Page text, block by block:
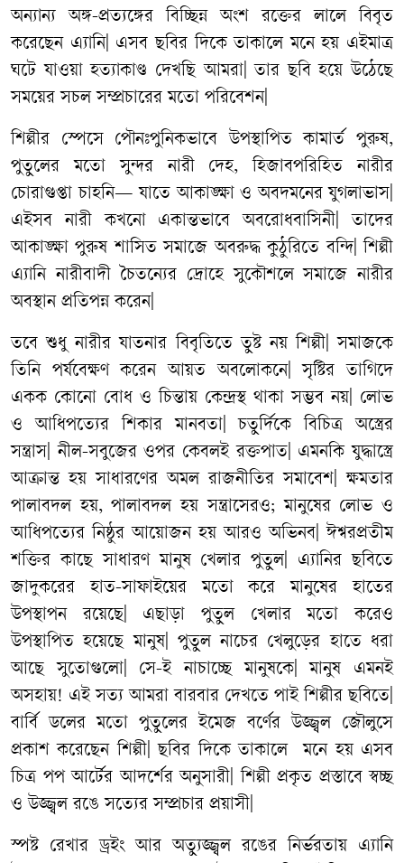
অন্যান্য অঙ্গ-প্রত্যঙ্গের বিচ্ছিন্ন অংশ রক্তের লালে
বিবৃত
করেছেন এ্যানি| এসব ছবির দিকে তাকালে মনে হয় এইমাত্র
ঘটে যাওয়া হত্যাকাণ্ড দেখছি আমরা|তার ছবি হয়ে উঠেছে
সময়ের সচল সম্প্রচারের মতো পরিবেশন|
শিল্পীর স্পেসে পৌনঃপুনিকভাবে উপস্থাপিত কামার্ত পুরুষ,
পুতুলের
মতো সুন্দর নারী দেহ,হিজাবপরিহিত
নারীর
চোরাগুপ্তা চাহনি—যাতে আকাঙ্ক্ষা ও অবদমনের যুগলাভাস
এইসব
নারী কখনো একান্তভাবে অবরোধবাসিনী |তাদের
আকাঙ্ক্ষা পুরুষ শাসিত সমাজে অবরুদ্ধ কুঠুরিতে বন্দি|শিল্পী
এ্যানি নারীবাদী চৈতন্যের দ্রোহে সুকৌশলে সমাজে নারীর
অবস্থান প্রতিপন্ন করেন|
তবে শুধু নারীর যাতনার বিবৃতিতে তুষ্ট নয় শিল্পী|সমাজকে
তিনি
পর্যবেক্ষণ করেন আয়ত অবলোকনে|সৃষ্টির
তাগিদে
একক কোনো বোধ ও চিন্তায় কেন্দ্রস্থ থাকা সম্ভব নয়| লোভ
ও
আধিপত্যের শিকার মানবতা|চতুর্দিকে বিচিত্র
অস্ত্রের
সন্ত্রাস |নীল-সবুজের ওপর কেবলই রক্তপাত| এমনকি যুদ্ধাস্ত্রে
আক্রান্ত হয় সাধারণের অমল রাজনীতির সমাবেশ |ক্ষমতার
পালাবদল হয়,পালাবদল হয় সন্ত্রাসেরও;মানুষের লোভ ও
আধিপত্যের নিষ্ঠুর আয়োজন হয় আরও অভিনব |ঈশ্বরপ্রতীম
শক্তির কাছে সাধারণ মানুষ খেলার পুতুল| এ্যানির ছবিতে
জাদুকরের
হাত-সাফাইয়ের মতো করে মানুষের
হাতের
উপস্থাপন
রয়েছে| এছাড়া পুতুল খেলার মতো
করেও
উপস্থাপিত হয়েছে মানুষ| পুতুল নাচের খেলুড়ের হাতে ধরা
আছে
সুতোগুলো| সে-ই নাচাচ্ছে মানুষকে|মানুষ
এমনই
অসহায়! এই সত্য আমরা বারবার দেখতে পাই শিল্পীর ছবিতে
বার্বি ডলের মতো পুতুলের ইমেজ বর্ণের উজ্জ্বল
জৌলুসে
প্রকাশ করেছেন শিল্পী|ছবির দিকে তাকালে মনে হয় এসব
চিত্র পপ আর্টের আদর্শের অনুসারী |শিল্পী প্রকৃত প্রস্তাবে স্বচ্ছ
ও উজ্জ্বল রঙে সত্যের সম্প্রচার প্রয়াসী
স্পষ্ট রেখার ড্রইং আর অত্যুজ্জ্বল রঙের নির্ভরতায়
এ্যানি